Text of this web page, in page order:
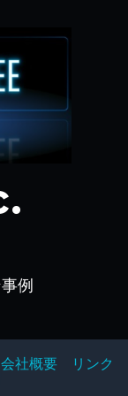
例
会社概要 リンク